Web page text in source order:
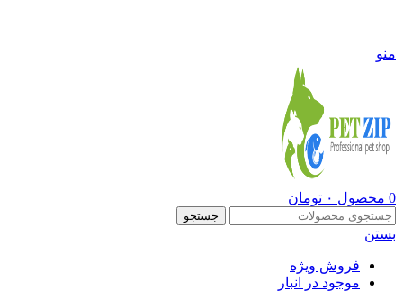
منو
0 محصول ۰ تومان
جستجو
بستن
فروش ویژه
موجود در انبار